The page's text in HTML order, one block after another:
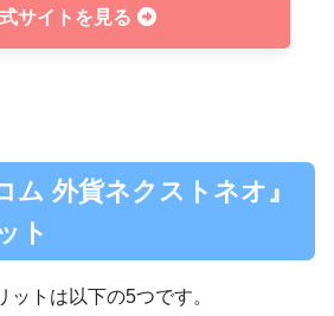
サイトを見る
ム 外貨ネクストネオ』
ト
トは以下の5つです。